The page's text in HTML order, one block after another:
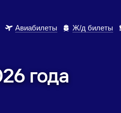
Авиабилеты Ж/д билеты
года